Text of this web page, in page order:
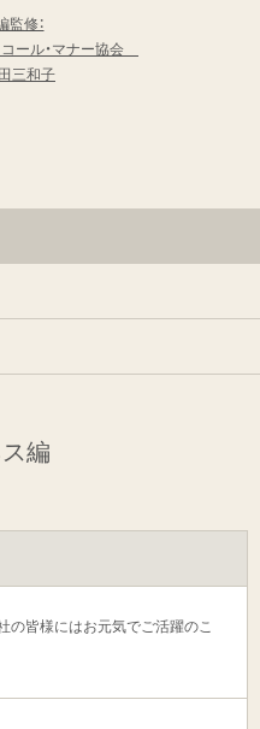
監修：
ール・マナー協会
三和子
編
の皆様にはお元気でご活躍のこ